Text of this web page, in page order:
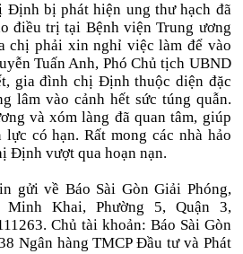
Định bị phát hiện ung thư hạch đã
điều trị tại Bệnh viện Trung ương
chị phải xin nghỉ việc làm để vào
Tuấn Anh, Phó Chủ tịch UBND
gia đình chị Định thuộc diện đặc
lâm vào cảnh hết sức túng quẫn.
và xóm làng đã quan tâm, giúp
có hạn. Rất mong các nhà hảo
Định vượt qua hoạn nạn.
gửi về Báo Sài Gòn Giải Phóng,
Minh Khai, Phường 5, Quận 3,
Chủ tài khoản: Báo Sài Gòn
Ngân hàng TMCP Đầu tư và Phát